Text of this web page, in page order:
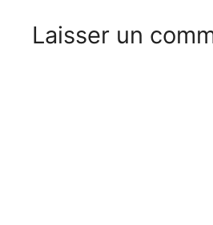
Laisser un